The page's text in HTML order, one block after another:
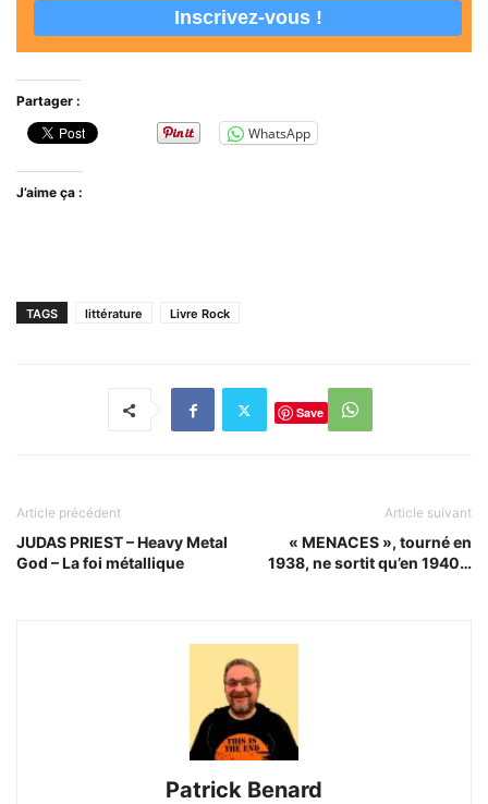
Partager :
WhatsApp
J’aime ça :
TAGS littérature Livre Rock
Save
Article précédent
JUDAS PRIEST – Heavy Metal
God – La foi métallique
Article suivant
« MENACES », tourné en
1938, ne sortit qu’en 1940…
Patrick Benard